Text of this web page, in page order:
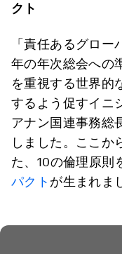
クト
「責任あるグロ
年の年次総会への
を重視する世界的
するよう促すイニ
アナン国連事務総
しました。ここか
た、10の倫理原則
パクト が生まれま